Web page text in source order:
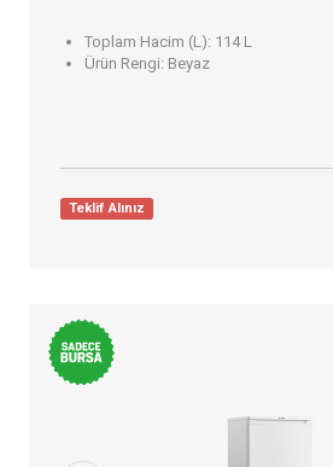
Toplam Hacim (L): 114 L
Ürün Rengi: Beyaz
Teklif Alınız